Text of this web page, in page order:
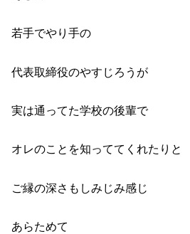
若手でやり手の
代表取締役のやすじろうが
実は通ってた学校の後輩で
オレのことを知っててくれたりと
ご縁の深さも しみじみ感じ
あらためて